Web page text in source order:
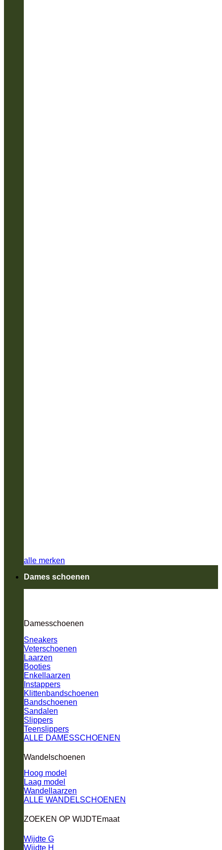
alle merken
Dames schoenen
Damesschoenen
Sneakers
Veterschoenen
Laarzen
Booties
Enkellaarzen
Instappers
Klittenbandschoenen
Bandschoenen
Sandalen
Slippers
Teenslippers
ALLE DAMESSCHOENEN
Wandelschoenen
Hoog model
Laag model
Wandellaarzen
ALLE WANDELSCHOENEN
ZOEKEN OP WIJDTEmaat
Wijdte G
Wijdte H